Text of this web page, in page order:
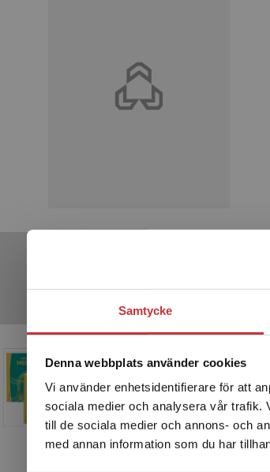
Samtycke
Denna webbplats använder cookies
Vi använder enhetsidentifierare för att
sociala medier och analysera vår trafik.
till de sociala medier och annons- och
med annan information som du har
Det
enhet
Sverige.